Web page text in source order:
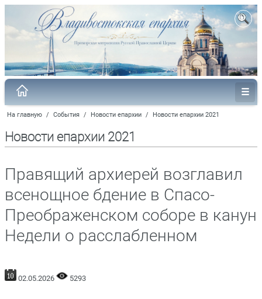
На главную / События / Новости епархии / Новости епархии 2021
Новости епархии 2021
Правящий архиерей возглавил
всенощное бдение в Спасо-
Преображенском соборе в канун
Недели о расслабленном
02.05.2026 5293